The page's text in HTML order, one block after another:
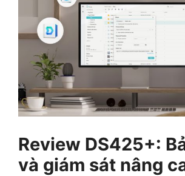
Review DS425+:
và giám sát nâng